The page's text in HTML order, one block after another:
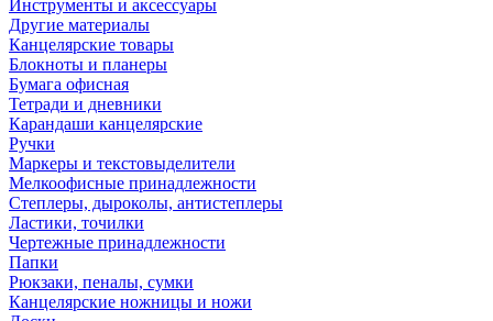
Инструменты и аксессуары
Другие материалы
Канцелярские товары
Блокноты и планеры
Бумага офисная
Тетради и дневники
Карандаши канцелярские
Ручки
Маркеры и текстовыделители
Мелкоофисные принадлежности
Степлеры, дыроколы, антистеплеры
Ластики, точилки
Чертежные принадлежности
Папки
Рюкзаки, пеналы, сумки
Канцелярские ножницы и ножи